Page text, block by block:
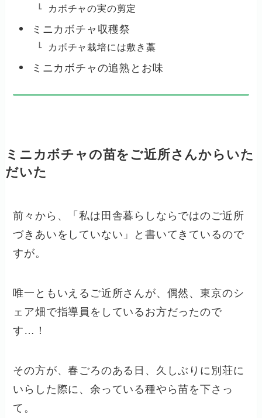
カボチャの実の剪定
ミニカボチャ収穫祭
カボチャ栽培には敷き藁
ミニカボチャの追熟とお味
ミニカボチャの苗をご近所さんからいた
だいた
前々から、「私は田舎暮らしならではのご近所
づきあいをしていない」と書いてきているので
すが。
唯一ともいえるご近所さんが、偶然、東京のシ
ェア畑で指導員をしているお方だったので
す…！
その方が、春ごろのある日、久しぶりに別荘に
いらした際に、余っている種やら苗を下さっ
て。